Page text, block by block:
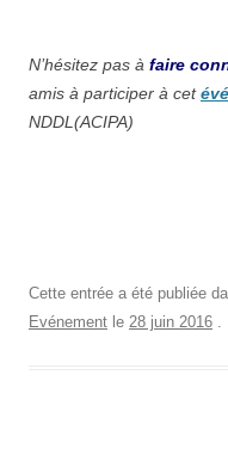
N’hésitez pas à faire
amis à participer à cetévé
NDDL(ACIPA)
Cette entrée a été publiée
Evénement le 28 juin 2016 .